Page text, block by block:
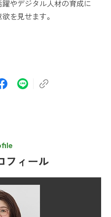
躍やデジタル人材の育成に
を見せます。
フィール